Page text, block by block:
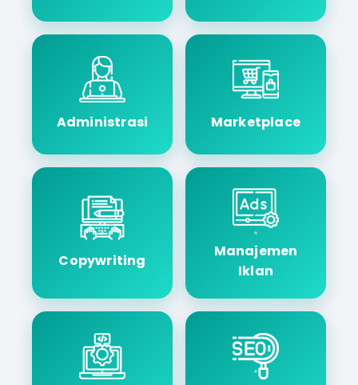
Administrasi Marketplace
Copywriting
Manajemen
Iklan